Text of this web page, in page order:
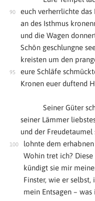
euch verherrlichte das
an des Isthmus
und die Wagen
Schön geschlungne
kreisten um den
eure Schläfe
Kronen euer duftend
Seiner Güter
seiner Lämmer
und der Freudetaumel
lohnte dem
Wohin tret ich?
kündigt sie mir
Finster, wie er selbst,
mein Entsagen –